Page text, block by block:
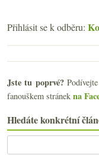
Přihlásit se k odběru:
Jste tu poprvé?
fanouškem stránek na
Hledáte konkrétní